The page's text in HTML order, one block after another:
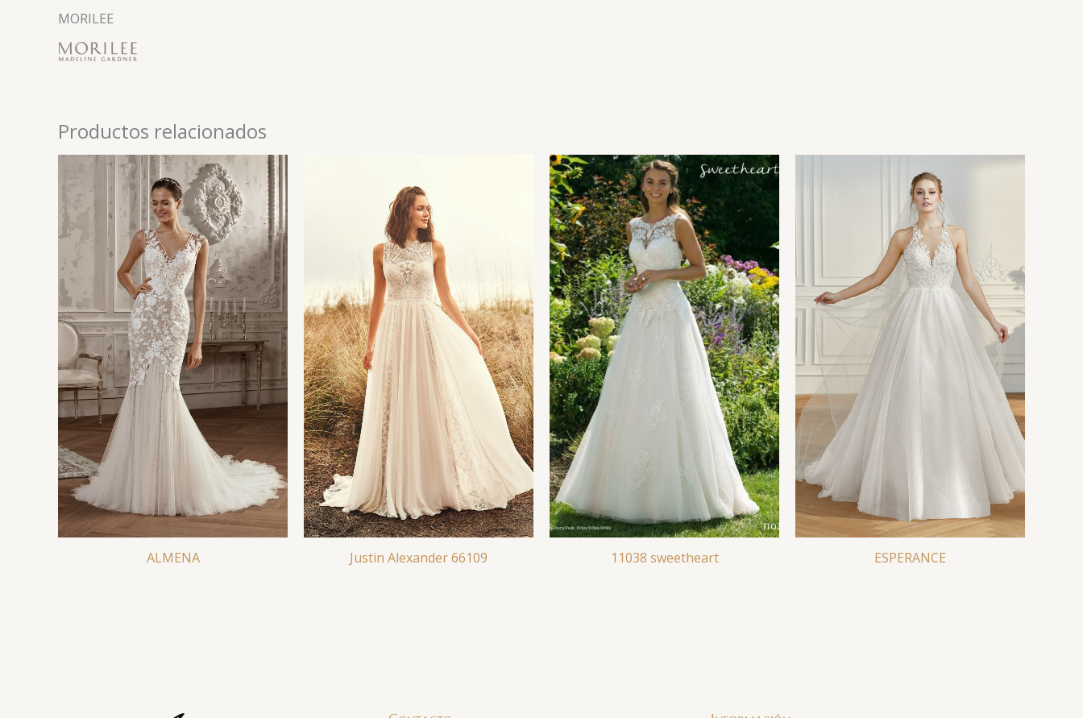
MORILEE
Productos relacionados
ALMENA Justin Alexander 66109 11038 sweetheart ESPERANCE